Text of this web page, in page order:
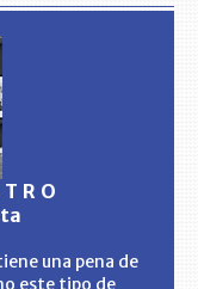
una pena de
este tipo de